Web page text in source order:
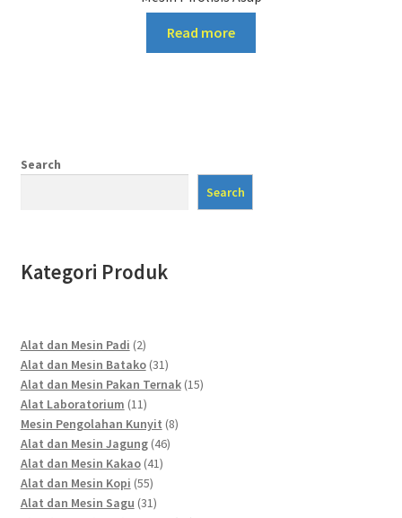
Read more
Search
Search
Kategori Produk
Alat dan Mesin Padi 22
products
Alat dan Mesin Batako 3131
products
Alat dan Mesin Pakan Ternak 1515
Alat Laboratorium 1111
products
Mesin Pengolahan Kunyit 88
Alat dan Mesin Jagung 4646
Alat dan Mesin Kakao 4141
Alat dan Mesin Kopi 5555
products
Alat dan Mesin Sagu 3131